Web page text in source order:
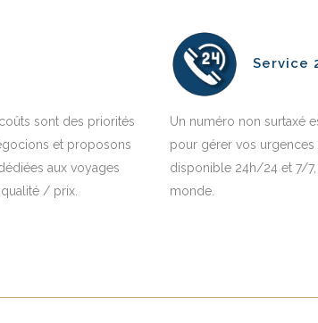
sont des priorités
et proposons
aux voyages
/ prix.
Service
Un numéro non surtaxé
pour gérer vos urgences
disponible 24h/24 et 7/
monde.